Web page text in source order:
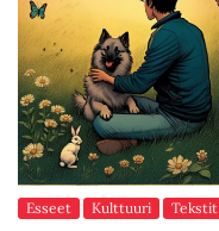
Esseet Kulttuuri Tekstit